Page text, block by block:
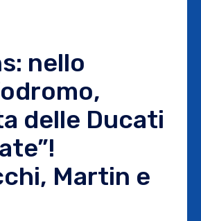
nello
delle Ducati
Martin e